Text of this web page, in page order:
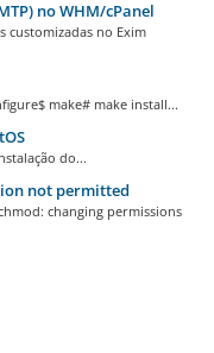
no WHM/cPanel
customizadas no Exim
make# make install...
do...
not permitted
changing permissions